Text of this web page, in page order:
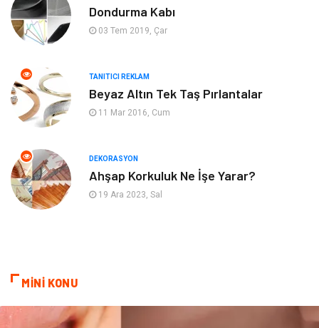
Tekstil Tatil
Hediyelik Eşya
Mobilya
Nakliyat Telekomünikasyon
Maden ve Metal
Plastik
Dondurma Kabı
03 Tem 2019, Çar
TANITICI REKLAM
Beyaz Altın Tek Taş Pırlantalar
11 Mar 2016, Cum
DEKORASYON
Ahşap Korkuluk Ne İşe Yarar?
19 Ara 2023, Sal
MİNİ KONU